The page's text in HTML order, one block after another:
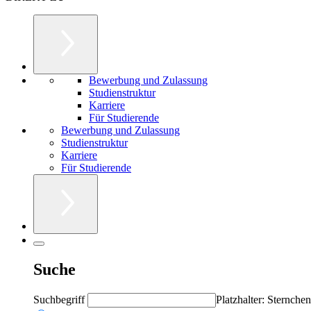
Bewerbung und Zulassung
Studienstruktur
Karriere
Für Studierende
Bewerbung und Zulassung
Studienstruktur
Karriere
Für Studierende
Suche
Suchbegriff
Platzhalter: